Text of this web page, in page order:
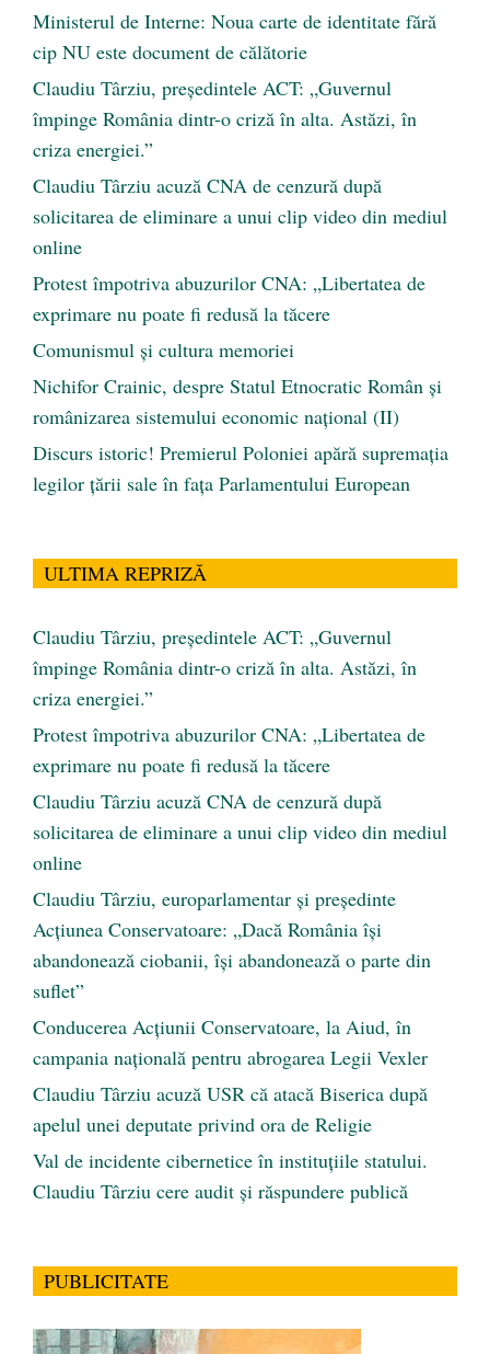
Ministerul de Interne: Noua carte de identitate fără
cip NU este document de călătorie
Claudiu Târziu, președintele ACT: „Guvernul
împinge România dintr-o criză în alta. Astăzi, în
criza energiei.”
Claudiu Târziu acuză CNA de cenzură după
solicitarea de eliminare a unui clip video din mediul
online
Protest împotriva abuzurilor CNA: „Libertatea de
exprimare nu poate fi redusă la tăcere
Comunismul şi cultura memoriei
Nichifor Crainic, despre Statul Etnocratic Român şi
românizarea sistemului economic naţional (II)
Discurs istoric! Premierul Poloniei apără supremația
legilor țării sale în fața Parlamentului European
ULTIMA REPRIZĂ
Claudiu Târziu, președintele ACT: „Guvernul
împinge România dintr-o criză în alta. Astăzi, în
criza energiei.”
Protest împotriva abuzurilor CNA: „Libertatea de
exprimare nu poate fi redusă la tăcere
Claudiu Târziu acuză CNA de cenzură după
solicitarea de eliminare a unui clip video din mediul
online
Claudiu Târziu, europarlamentar și președinte
Acțiunea Conservatoare: „Dacă România își
abandonează ciobanii, își abandonează o parte din
suflet”
Conducerea Acțiunii Conservatoare, la Aiud, în
campania națională pentru abrogarea Legii Vexler
Claudiu Târziu acuză USR că atacă Biserica după
apelul unei deputate privind ora de Religie
Val de incidente cibernetice în instituțiile statului.
Claudiu Târziu cere audit și răspundere publică
PUBLICITATE